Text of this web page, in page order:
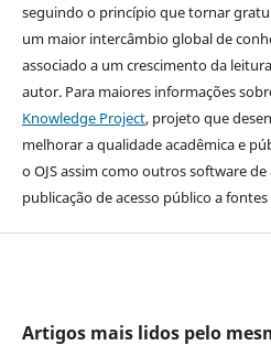
seguindo o princípio que tornar
um maior intercâmbio global de
associado a um crescimento da
autor. Para maiores informações
Knowledge Project, projeto que
melhorar a qualidade acadêmica e
o OJS assim como outros software
publicação de acesso público a fontes
Artigos mais lidos pelo